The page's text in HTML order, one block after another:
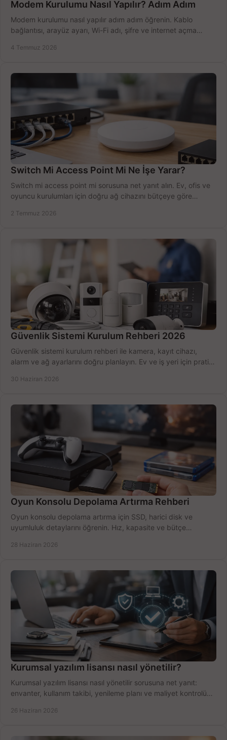
Modem Kurulumu Nasıl Yapılır? Adım Adım
Modem kurulumu nasıl yapılır adım adım öğrenin. Kablo
bağlantısı, arayüz ayarı, Wi-Fi adı, şifre ve internet açma
4 Temmuz 2026
Switch Mi Access Point Mi Ne İşe Yarar?
Switch mi access point mi sorusuna net yanıt alın. Ev, ofis ve
oyuncu kurulumları için doğru ağ cihazını bütçeye göre
2 Temmuz 2026
Güvenlik Sistemi Kurulum Rehberi 2026
Güvenlik sistemi kurulum rehberi ile kamera, kayıt cihazı,
alarm ve ağ ayarlarını doğru planlayın. Ev ve iş yeri için pratik
30 Haziran 2026
Oyun Konsolu Depolama Artırma Rehberi
Oyun konsolu depolama artırma için SSD, harici disk ve
uyumluluk detaylarını öğrenin. Hız, kapasite ve bütçe
28 Haziran 2026
Kurumsal yazılım lisansı nasıl yönetilir?
Kurumsal yazılım lisansı nasıl yönetilir sorusuna net yanıt:
envanter, kullanım takibi, yenileme planı ve maliyet kontrolü
26 Haziran 2026